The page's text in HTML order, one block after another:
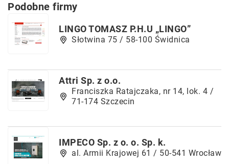
Podobne firmy
LINGO TOMASZ P.H.U „LINGO”
Słotwina 75 / 58-100 Świdnica
Attri Sp. z o.o.
Franciszka Ratajczaka, nr 14, lok. 4 /
71-174 Szczecin
IMPECO Sp. z o. o. Sp. k.
al. Armii Krajowej 61 / 50-541 Wrocław